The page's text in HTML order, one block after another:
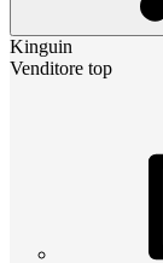
Kinguin
Venditore top